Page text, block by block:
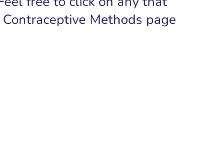
Methods page